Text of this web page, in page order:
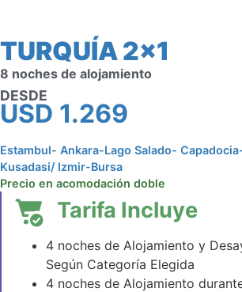
TURQUÍA 2×1
8 noches de alojamiento
DESDE
USD 1.269
Estambul- Ankara-Lago Salado-
Kusadasi/ Izmir-Bursa
Precio en acomodación doble
Tarifa Incluye
4 noches de Alojamiento y
Según Categoría Elegida
4 noches de Alojamiento